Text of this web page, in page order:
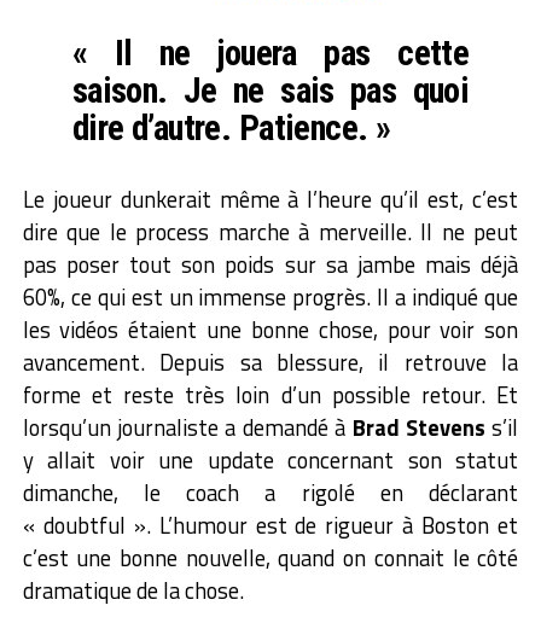
« Il ne jouera pas cette
saison. Je ne sais pas quoi
dire d’autre. Patience. »
Le joueur dunkerait même à l’heure qu’il est, c’est
dire que le process marche à merveille. Il ne peut
pas poser tout son poids sur sa jambe mais déjà
60%, ce qui est un immense progrès. Il a indiqué que
les vidéos étaient une bonne chose, pour voir son
avancement. Depuis sa blessure, il retrouve la
forme et reste très loin d’un possible retour. Et
lorsqu’un journaliste a demandé à Brad Stevens s’il
y allait voir une update concernant son statut
dimanche, le coach a rigolé en déclarant
« doubtful ». L’humour est de rigueur à Boston et
c’est une bonne nouvelle, quand on connait le côté
dramatique de la chose.